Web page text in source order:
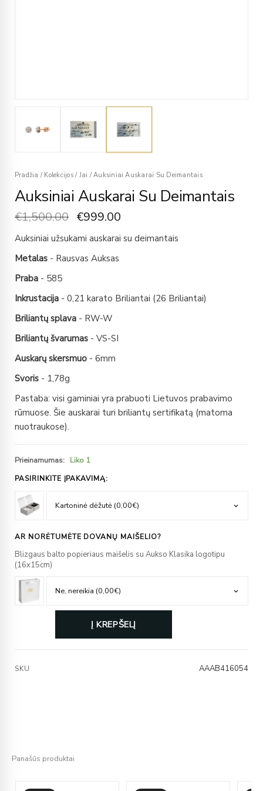
Pradžia / Kolekcijos / Jai /Auksiniai Auskarai Su Deimantais
Auksiniai Auskarai Su Deimantais
€1,500.00 €999.00
Auksiniai užsukami auskarai su deimantais
Metalas - Rausvas Auksas
Praba - 585
Inkrustacija - 0,21 karato Briliantai (26 Briliantai)
Briliantų splava - RW-W
Briliantų švarumas - VS-SI
Auskarų skersmuo - 6mm
Svoris - 1,78g
Pastaba: visi gaminiai yra prabuoti Lietuvos prabavimo
rūmuose. Šie auskarai turi briliantų sertifikatą (matoma
nuotraukose).
Prieinamumas: Liko 1
PASIRINKITE ĮPAKAVIMĄ:
AR NORĖTUMĖTE DOVANŲ MAIŠELIO?
Blizgaus balto popieriaus maišelis su Aukso Klasika logotipu
(16x15cm)
Į KREPŠELĮ
SKU AAAB416054
Panašūs produktai